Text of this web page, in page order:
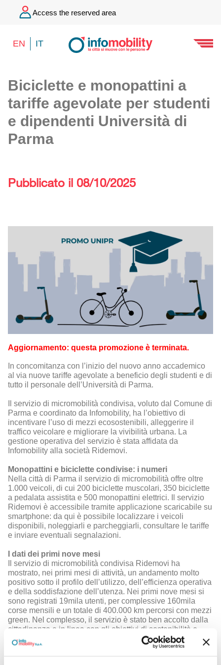
Access the reserved area
EN IT
Biciclette e monopattini a
tariffe agevolate per studenti
e dipendenti Università di
Parma
Pubblicato il 08/10/2025
Aggiornamento: questa promozione è terminata.
In concomitanza con l’inizio del nuovo anno accademico
al via nuove tariffe agevolate a beneficio degli studenti e di
tutto il personale dell’Università di Parma.
Il servizio di micromobilità condivisa, voluto dal Comune di
Parma e coordinato da Infomobility, ha l’obiettivo di
incentivare l’uso di mezzi ecosostenibili, alleggerire il
traffico veicolare e migliorare la vivibilità urbana. La
gestione operativa del servizio è stata affidata da
Infomobility alla società Ridemovi.
Monopattini e biciclette condivise: i numeri
Nella città di Parma il servizio di micromobilità offre oltre
1.000 veicoli, di cui 200 biciclette muscolari, 350 biciclette
a pedalata assistita e 500 monopattini elettrici. Il servizio
Ridemovi è accessibile tramite applicazione scaricabile su
smartphone: da qui è possibile localizzare i veicoli
disponibili, noleggiarli e parcheggiarli, consultare le tariffe
e inviare eventuali segnalazioni.
I dati dei primi nove mesi
Il servizio di micromobilità condivisa Ridemovi ha
mostrato, nei primi mesi di attività, un andamento molto
positivo sotto il profilo dell’utilizzo, dell’efficienza operativa
e della soddisfazione dell’utenza. Nei primi nove mesi si
sono registrati 19mila utenti, per complessive 160mila
corse mensili e un totale di 400.000 km percorsi con mezzi
green. Nel complesso, il servizio è stato ben accolto dalla
cittadinanza e in linea con gli obiettivi di sostenibilità e
innovazione della mobilità urbana del Comune.
Come utilizzare il servizio